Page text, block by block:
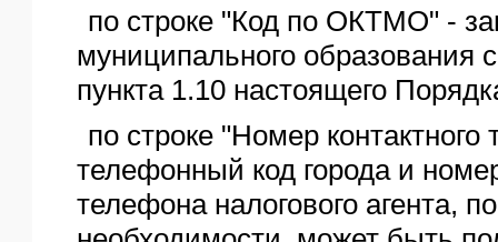
по строке "Код по ОКТМО" -
муниципального образования
пункта 1.10 настоящего
по строке "Номер
телефонный код города и
телефона налогового агента,